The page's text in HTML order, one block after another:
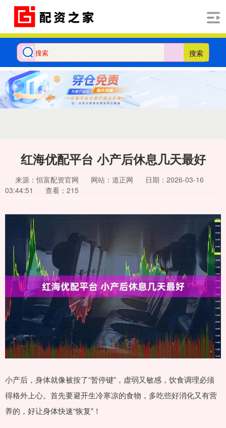
搜索
红海优配平台 小产后休息几天最好
来源：恒富配资官网 网站：道正网
日期：2026-03-16
03:44:51
查看：215
小产后，身体就像被按了“暂停键”，虚弱又敏感，饮食调理必须
得格外上心。首先要避开生冷寒凉的食物，多吃些好消化又有营
养的，好让身体快速“恢复”！